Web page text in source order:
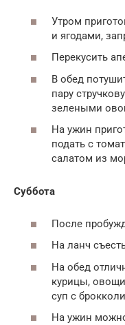
Утром
и ягодами,
Перекусить
В обед
пару
зелеными
На ужин
подать с
салатом из
Суббота
После
На ланч
На обед
курицы,
суп с
На ужин